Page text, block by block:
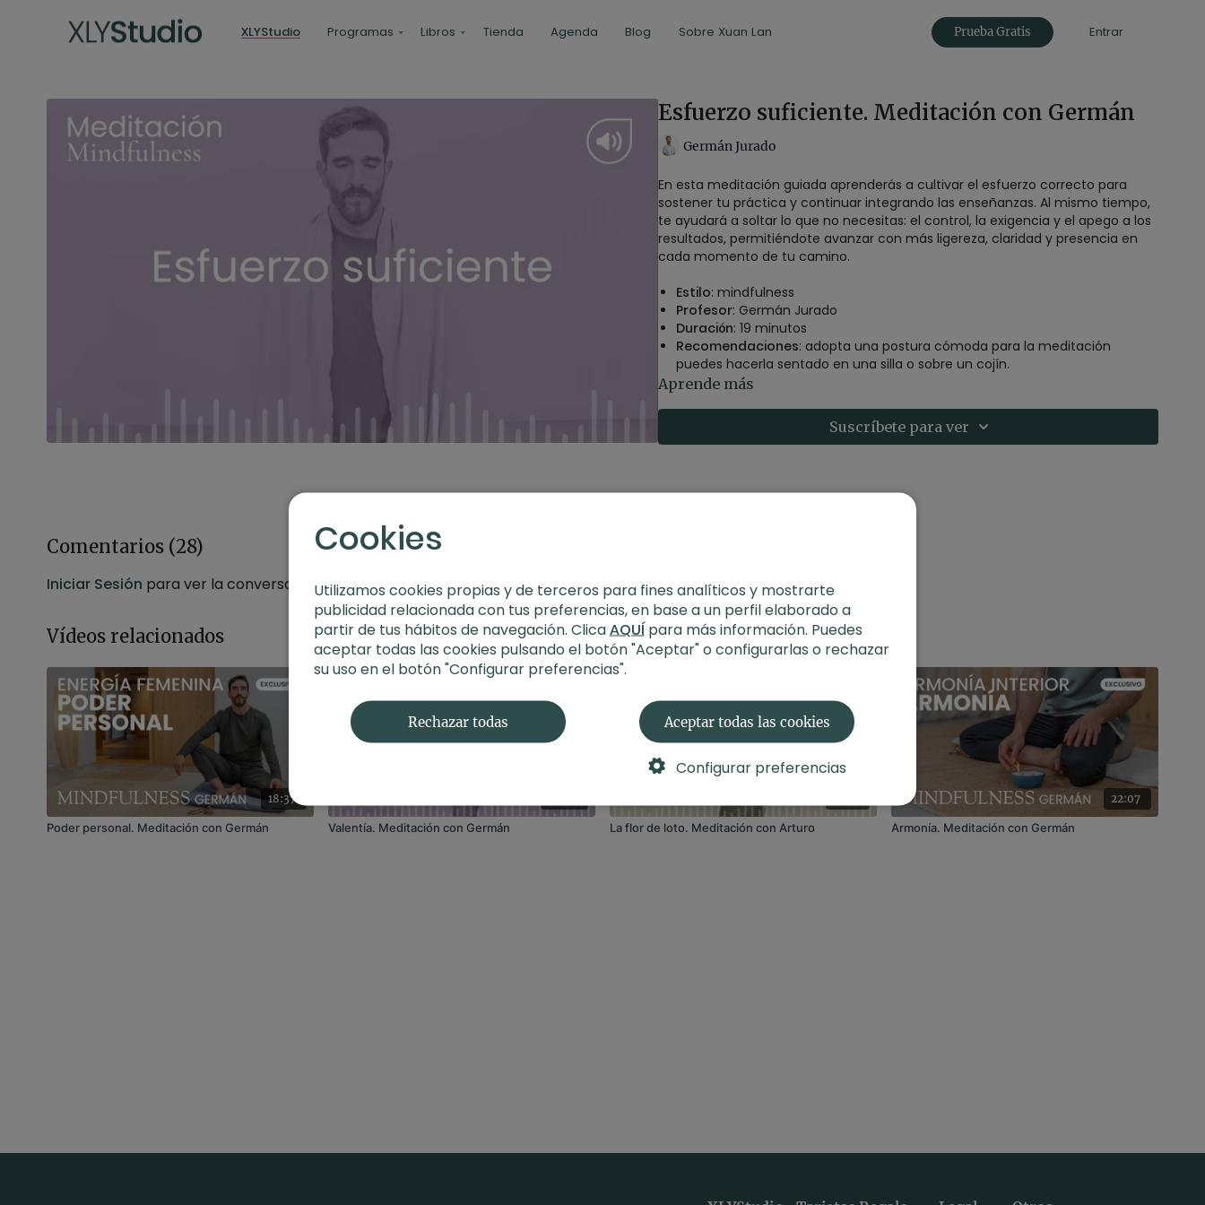
XLYStudio Programas Libros Tienda Agenda Blog Sobre Xuan Lan Prueba Gratis Entrar
Esfuerzo suficiente. Meditación con Germán
Germán Jurado
En esta meditación guiada aprenderás a cultivar el esfuerzo correcto para
sostener tu práctica y continuar integrando las enseñanzas. Al mismo tiempo,
te ayudará a soltar lo que no necesitas: el control, la exigencia y el apego a los
resultados, permitiéndote avanzar con más ligereza, claridad y presencia en
cada momento de tu camino.
Estilo: mindfulness
Profesor: Germán Jurado
Duración: 19 minutos
Recomendaciones: adopta una postura cómoda para la meditación
puedes hacerla sentado en una silla o sobre un cojín.
Aprende más
Suscríbete para ver
Comentarios (28)
Iniciar Sesión para ver la conversación
Vídeos relacionados
18:37
Poder personal. Meditación con Germán Valentía. Meditación con Germán La flor de loto. Meditación con Arturo
22:07
Armonía. Meditación con Germán
Cookies
Utilizamos cookies propias y de terceros para fines analíticos y mostrarte
publicidad relacionada con tus preferencias, en base a un perfil elaborado a
partir de tus hábitos de navegación. ClicaAQUÍpara más información. Puedes
aceptar todas las cookies pulsando el botón "Aceptar" o configurarlas o rechazar
su uso en el botón "Configurar preferencias".
Rechazar todas Aceptar todas las cookies
Configurar preferencias